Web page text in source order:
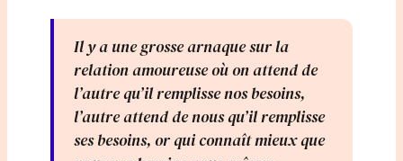
Il y a une grosse arnaque sur la
relation amoureuse où on attend de
l’autre qu’il remplisse nos besoins,
l’autre attend de nous qu’il remplisse
ses besoins, or qui connaît mieux que